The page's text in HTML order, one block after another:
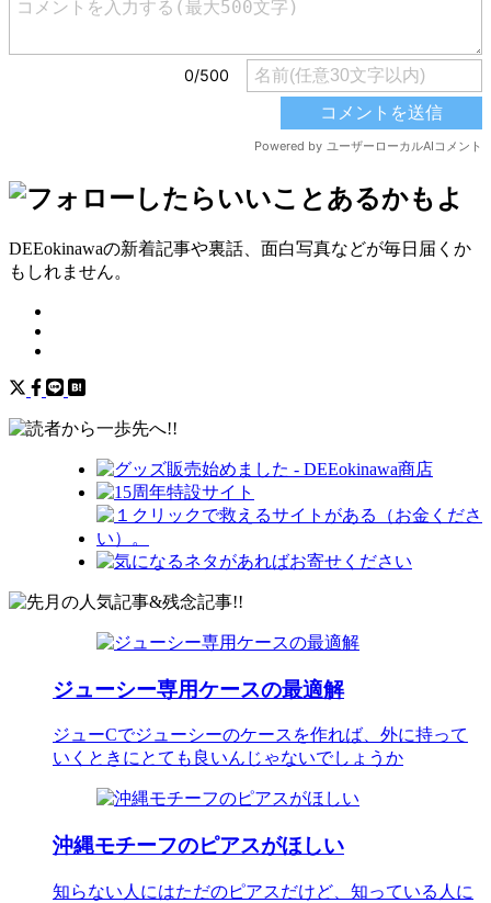
DEEokinawaの新着記事や裏話、面白写真などが毎日届くか
もしれません。
ジューシー専用ケースの最適解
ジューCでジューシーのケースを作れば、外に持って
いくときにとても良いんじゃないでしょうか
沖縄モチーフのピアスがほしい
知らない人にはただのピアスだけど、知っている人に